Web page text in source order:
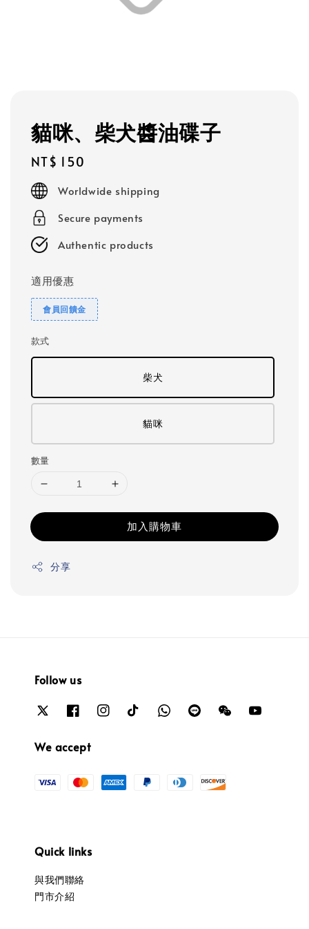
貓咪、柴犬醬油碟子
Regular
price
NT$ 150
Worldwide shipping
Secure payments
Authentic products
適用優惠
會員回饋金
款式
柴犬
貓咪
數量
加入購物車
分享
Follow us
We accept
Quick links
與我們聯絡
門市介紹